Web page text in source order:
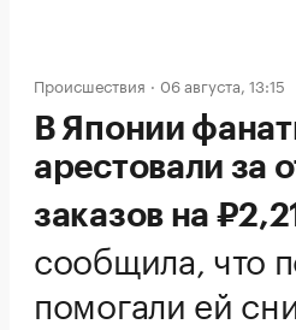
Происшествия 06 августа, 13:15
В Японии
арестовали за
заказов на
сообщила, что
помогали ей